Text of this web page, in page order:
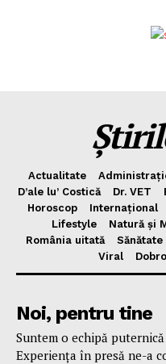
Actualitate
D’ale lu’ Costică
Dr. VET
Horoscop
Internațional
Lifestyle
Natură și
România uitată
Sănătate
Viral
Noi, pentru tine
Suntem o echipă
Experiența în presă ne-a